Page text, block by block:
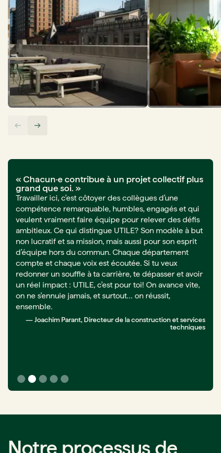
« Chacun·e contribue à un projet collectif plus
grand que soi. »
Travailler ici, c’est côtoyer des collègues d’une
compétence remarquable, humbles, engagés et qui
veulent vraiment faire équipe pour relever des défis
ambitieux. Ce qui distingue UTILE? Son modèle à but
non lucratif et sa mission, mais aussi pour son esprit
d’équipe hors du commun. Chaque département
compte et chaque voix est écoutée. Si tu veux
redonner un souffle à ta carrière, te dépasser et avoir
un réel impact : UTILE, c’est pour toi! On avance vite,
on ne s’ennuie jamais, et surtout… on réussit,
ensemble.
— Joachim Parant, Directeur de la construction et services
techniques
Slide 2 of 5.
Notre processus de